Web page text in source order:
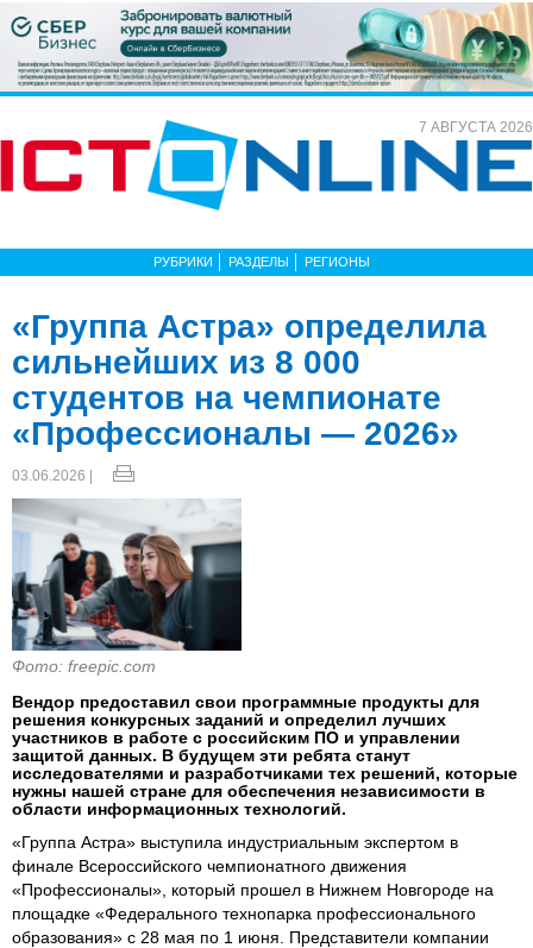
7 АВГУСТА 2026
РУБРИКИ РАЗДЕЛЫ РЕГИОНЫ
«Группа Астра» определила
сильнейших из 8 000
студентов на чемпионате
«Профессионалы — 2026»
03.06.2026 |
Фото: freepic.com
Вендор предоставил свои программные продукты для
решения конкурсных заданий и определил лучших
участников в работе с российским ПО и управлении
защитой данных. В будущем эти ребята станут
исследователями и разработчиками тех решений, которые
нужны нашей стране для обеспечения независимости в
области информационных технологий.
«Группа Астра» выступила индустриальным экспертом в
финале Всероссийского чемпионатного движения
«Профессионалы», который прошел в Нижнем Новгороде на
площадке «Федерального технопарка профессионального
образования» с 28 мая по 1 июня. Представители компании